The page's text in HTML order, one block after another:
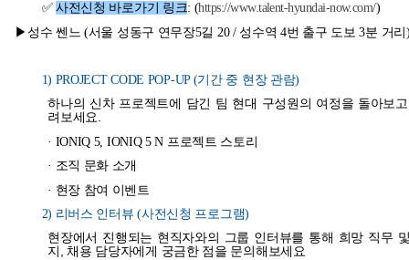
✅ 사전신청 바로가기 링크: (https://www.talent-hyundai-now.com/)
▶성수 쎈느 (서울 성동구 연무장5길 20 / 성수역 4번 출구 도보 3분 거리
1) PROJECT CODE POP-UP (기간 중 현장 관람)
하나의 신차 프로젝트에 담긴 팀 현대 구성원의 여정을 돌아보
려보세요.
· IONIQ 5, IONIQ 5 N 프로젝트 스토리
· 조직 문화 소개
· 현장 참여 이벤트
2) 리버스 인터뷰 (사전신청 프로그램)
현장에서 진행되는 현직자와의 그룹 인터뷰를 통해 희망 직무
지, 채용 담당자에게 궁금한 점을 문의해보세요